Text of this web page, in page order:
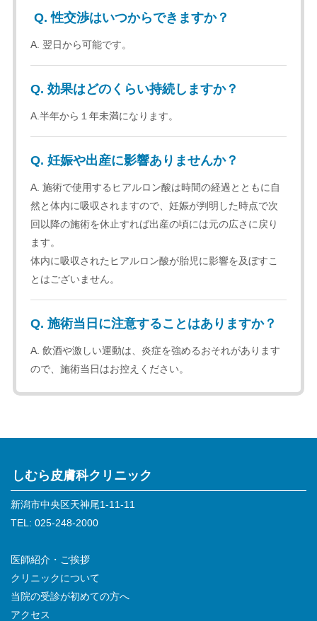
Q. 性交渉はいつからできますか？
A. 翌日から可能です。
Q. 効果はどのくらい持続しますか？
A.半年から１年未満になります。
Q. 妊娠や出産に影響ありませんか？
A. 施術で使用するヒアルロン酸は時間の経過とともに自
然と体内に吸収されますので、妊娠が判明した時点で次
回以降の施術を休止すれば出産の頃には元の広さに戻り
ます。
体内に吸収されたヒアルロン酸が胎児に影響を及ぼすこ
とはございません。
Q. 施術当日に注意することはありますか？
A. 飲酒や激しい運動は、炎症を強めるおそれがあります
ので、施術当日はお控えください。
しむら皮膚科クリニック
新潟市中央区天神尾1-11-11
TEL: 025-248-2000
医師紹介・ご挨拶
クリニックについて
当院の受診が初めての方へ
アクセス